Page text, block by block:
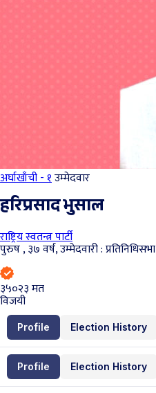
अर्घाखाँची - १उम्मेदवार
हरिप्रसाद भुसाल
राष्ट्रिय स्वतन्त्र पार्टी
पुरुष , ३७ वर्ष, उम्मेदवारी : प्रतिनिधिसभा
३५०२३मत
विजयी
Profile Election History
Profile Election History